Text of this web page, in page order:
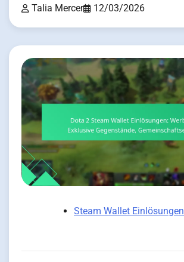
Talia Mercer 12/03/2026
Steam Wallet Einlösungen